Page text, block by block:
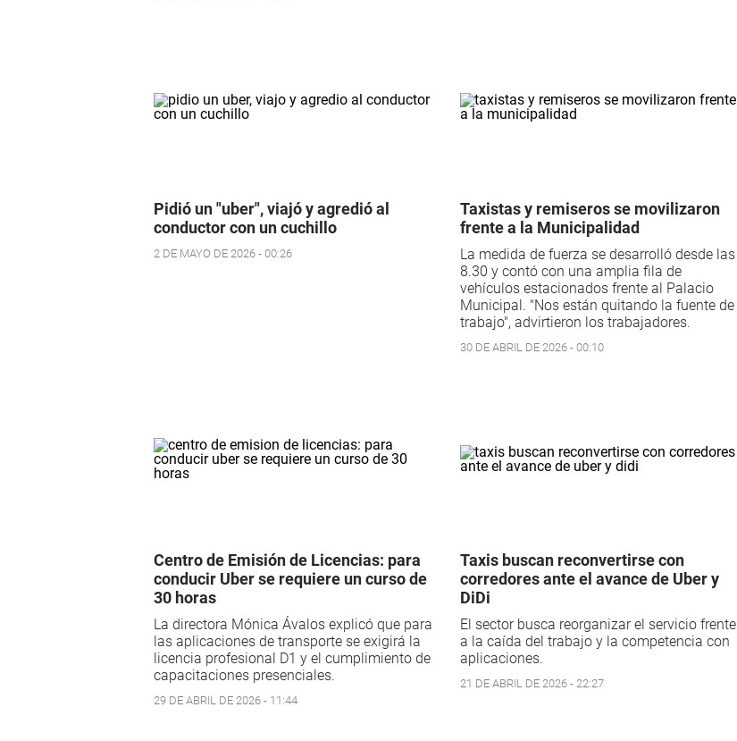
Pidió un "uber", viajó y agredió al
conductor con un cuchillo
2 DE MAYO DE 2026 - 00:26
Taxistas y remiseros se movilizaron
frente a la Municipalidad
La medida de fuerza se desarrolló desde las
8.30 y contó con una amplia fila de
vehículos estacionados frente al Palacio
Municipal. "Nos están quitando la fuente de
trabajo", advirtieron los trabajadores.
30 DE ABRIL DE 2026 - 00:10
Centro de Emisión de Licencias: para
conducir Uber se requiere un curso de
30 horas
La directora Mónica Ávalos explicó que para
las aplicaciones de transporte se exigirá la
licencia profesional D1 y el cumplimiento de
capacitaciones presenciales.
29 DE ABRIL DE 2026 - 11:44
Taxis buscan reconvertirse con
corredores ante el avance de Uber y
DiDi
El sector busca reorganizar el servicio frente
a la caída del trabajo y la competencia con
aplicaciones.
21 DE ABRIL DE 2026 - 22:27